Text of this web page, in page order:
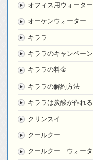
オフィス用ウォータ
オーケンウォーター
キララ
キララのキャンペーン
キララの料金
キララの解約方法
キララは炭酸が作れる
クリンスイ
クールクー
クールクー ウォー